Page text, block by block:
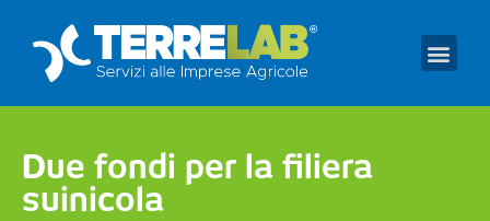
Due fondi per la filiera
suinicola